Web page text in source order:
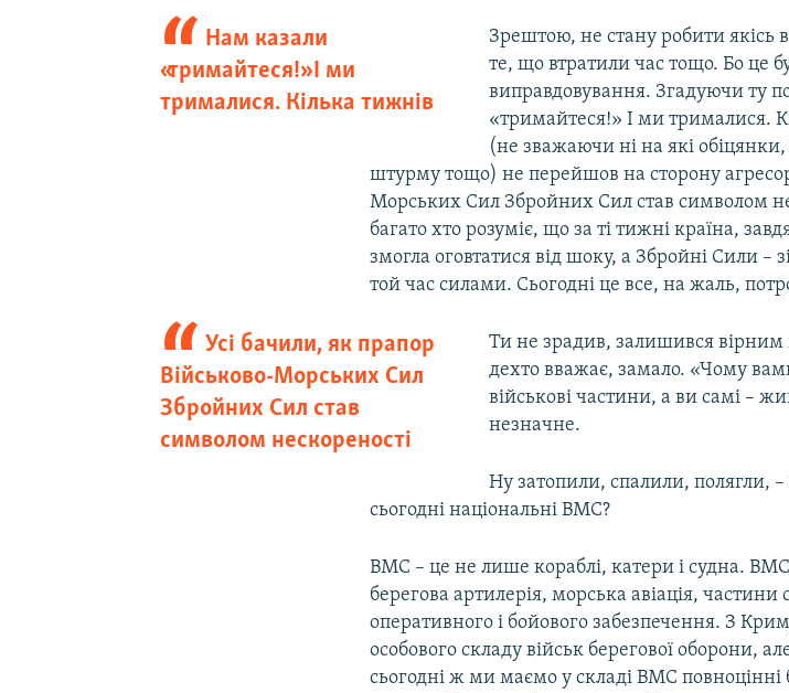
Нам казали
«тримайтеся!» І ми
трималися. Кілька тижнів
Зрештою, не стану робити якісь
те, що втратили час тощо. Бо це
виправдовування. Згадуючи ту
«тримайтеся!» І ми трималися.
(не зважаючи ні на які
штурму тощо) не перейшов на сторону
Морських Сил Збройних Сил став символом
багато хто розуміє, що за ті тижні країна,
змогла оговтатися від шоку, а Збройні Сили –
той час силами. Сьогодні це все, на жаль,
Усі бачили, як прапор
Військово-Морських Сил
Збройних Сил став
символом нескореності
Ти не зрадив, залишився
дехто вважає, замало. «Чому
військові частини, а ви самі –
незначне.
Ну затопили, спалили, полягли,
сьогодні національні ВМС?
ВМС – це не лише кораблі, катери і судна.
берегова артилерія, морська авіація,
оперативного і бойового забезпечення. З
особового складу військ берегової оборони,
сьогодні ж ми маємо у складі ВМС повноцінні